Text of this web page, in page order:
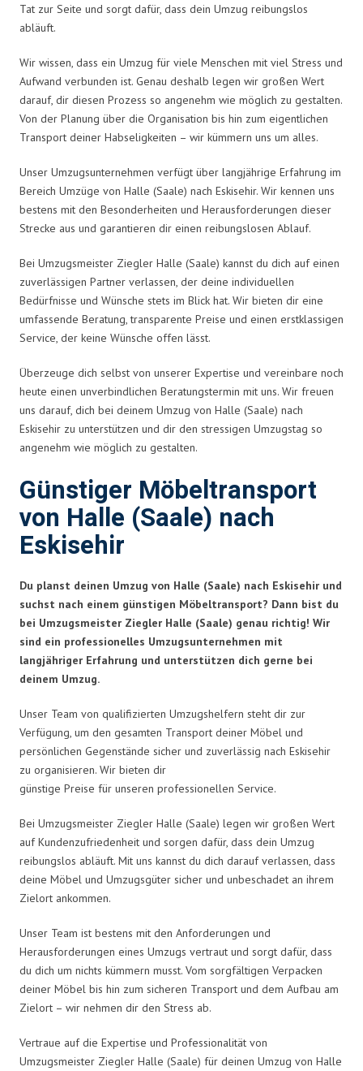
Tat zur Seite und sorgt dafür, dass dein Umzug reibungslos
abläuft.
Wir wissen, dass ein Umzug für viele Menschen mit viel Stress und
Aufwand verbunden ist. Genau deshalb legen wir großen Wert
darauf, dir diesen Prozess so angenehm wie möglich zu gestalten.
Von der Planung über die Organisation bis hin zum eigentlichen
Transport deiner Habseligkeiten – wir kümmern uns um alles.
Unser Umzugsunternehmen verfügt über langjährige Erfahrung im
Bereich Umzüge von Halle (Saale) nach Eskisehir. Wir kennen uns
bestens mit den Besonderheiten und Herausforderungen dieser
Strecke aus und garantieren dir einen reibungslosen Ablauf.
Bei Umzugsmeister Ziegler Halle (Saale) kannst du dich auf einen
zuverlässigen Partner verlassen, der deine individuellen
Bedürfnisse und Wünsche stets im Blick hat. Wir bieten dir eine
umfassende Beratung, transparente Preise und einen erstklassigen
Service, der keine Wünsche offen lässt.
Überzeuge dich selbst von unserer Expertise und vereinbare noch
heute einen unverbindlichen Beratungstermin mit uns. Wir freuen
uns darauf, dich bei deinem Umzug von Halle (Saale) nach
Eskisehir zu unterstützen und dir den stressigen Umzugstag so
angenehm wie möglich zu gestalten.
Günstiger Möbeltransport
von Halle (Saale) nach
Eskisehir
Du planst deinen Umzug von Halle (Saale) nach Eskisehir und
suchst nach einem günstigen Möbeltransport? Dann bist du
bei Umzugsmeister Ziegler Halle (Saale) genau richtig! Wir
sind ein professionelles Umzugsunternehmen mit
langjähriger Erfahrung und unterstützen dich gerne bei
deinem Umzug.
Unser Team von qualifizierten Umzugshelfern steht dir zur
Verfügung, um den gesamten Transport deiner Möbel und
persönlichen Gegenstände sicher und zuverlässig nach Eskisehir
zu organisieren. Wir bieten dir
günstige Preise für unseren professionellen Service.
Bei Umzugsmeister Ziegler Halle (Saale) legen wir großen Wert
auf Kundenzufriedenheit und sorgen dafür, dass dein Umzug
reibungslos abläuft. Mit uns kannst du dich darauf verlassen, dass
deine Möbel und Umzugsgüter sicher und unbeschadet an ihrem
Zielort ankommen.
Unser Team ist bestens mit den Anforderungen und
Herausforderungen eines Umzugs vertraut und sorgt dafür, dass
du dich um nichts kümmern musst. Vom sorgfältigen Verpacken
deiner Möbel bis hin zum sicheren Transport und dem Aufbau am
Zielort – wir nehmen dir den Stress ab.
Vertraue auf die Expertise und Professionalität von
Umzugsmeister Ziegler Halle (Saale) für deinen Umzug von Halle